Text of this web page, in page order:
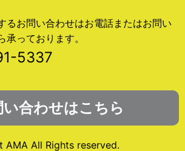
るお問い合わせはお電話またはお問い
っております。
5337
い合わせはこちら
All Rights reserved.